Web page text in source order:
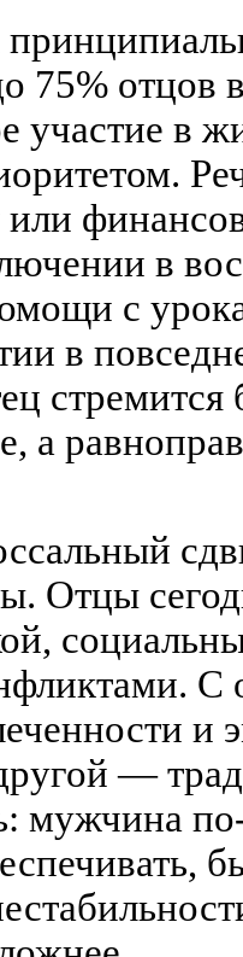
75% отцов
участие в
в
с
в
а
Отцы
С
и
—
мужчина